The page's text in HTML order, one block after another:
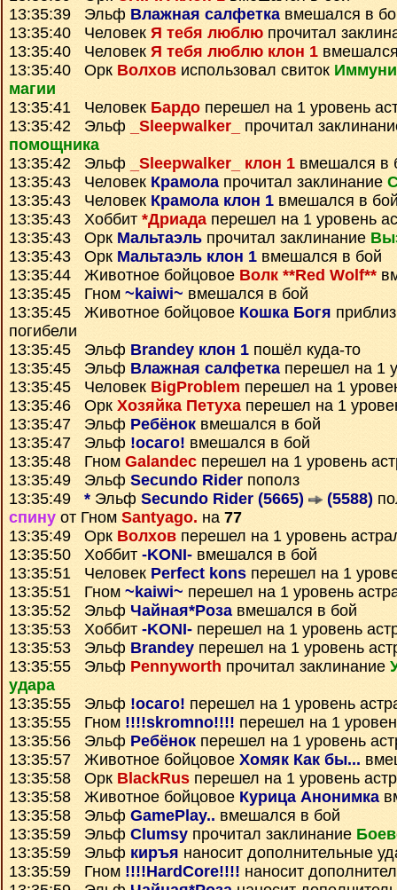
13:35:39 Эльф Влажная салфеткавмешался в
13:35:40 Человек Я тебя люблю прочитал
13:35:40 Человек Я тебя люблю клон 1
13:35:40 Орк Волхов использовал свиток
магии
13:35:41 Человек Бардо перешел на 1 уровень
13:35:42 Эльф
_Sleepwalker_
прочитал
помощника
13:35:42 Эльф
_Sleepwalker_ клон 1 вмешался в
13:35:43 Человек Крамолапрочитал заклинание
13:35:43 Человек Крамола клон 1 вмешался в
13:35:43 Хоббит *Дриадаперешел на 1 уровень
13:35:43 Орк Мальтаэль прочитал заклинание
13:35:43 Орк Мальтаэль клон 1 вмешался в бой
13:35:44 Животное бойцовое Волк **Red Wolf**
13:35:45 Гном ~kaiwi~ вмешался в бой
13:35:45 Животное бойцовое Кошка Богя
погибели
13:35:45 Эльф Brandey клон 1 пошёл куда-то
13:35:45 Эльф Влажная салфетка перешел на 1
13:35:45 Человек BigProblem перешел на 1
13:35:46 Орк Хозяйка Петухаперешел на 1
13:35:47 Эльф Ребёнок вмешался в бой
13:35:47 Эльф !осаго! вмешался в бой
13:35:48 Гном Galandec перешел на 1 уровень
13:35:49 Эльф Secundo Rider пополз
13:35:49 * Эльф Secundo Rider (5665) (5588)
спину от Гном Santyago. на 77
13:35:49 Орк Волхов перешел на 1 уровень
13:35:50 Хоббит -KONI- вмешался в бой
13:35:51 Человек Perfect kons перешел на 1
13:35:51 Гном ~kaiwi~ перешел на 1 уровень
13:35:52 Эльф Чайная*Розавмешался в бой
13:35:53 Хоббит -KONI- перешел на 1 уровень
13:35:53 Эльф Brandey перешел на 1 уровень
13:35:55 Эльф Pennyworth прочитал заклинание
удара
13:35:55 Эльф !осаго! перешел на 1 уровень
13:35:55 Гном !!!!skromno!!!! перешел на 1
13:35:56 Эльф Ребёнок перешел на 1 уровень
13:35:57 Животное бойцовое Хомяк Как бы...
13:35:58 Орк BlackRus перешел на 1 уровень
13:35:58 Животное бойцовое Курица Анонимка
13:35:58 Эльф GamePlay.. вмешался в бой
13:35:59 Эльф Clumsy прочитал заклинание
13:35:59 Эльф киръя наносит дополнительные
13:35:59 Гном !!!!HardCore!!!! наносит